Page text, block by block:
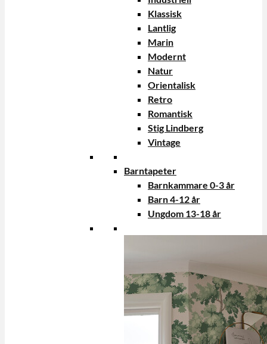
Klassisk
Lantlig
Marin
Modernt
Natur
Orientalisk
Retro
Romantisk
Stig Lindberg
Vintage
Barntapeter
Barnkammare 0-3 år
Barn 4-12 år
Ungdom 13-18 år